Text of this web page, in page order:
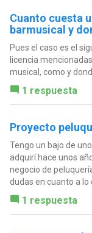
Cuanto cuesta
barmusical y
Pues el caso es el
licencia
musical, como y
1 respuesta
Proyecto
Tengo un bajo de
adquirí hace unos
negocio de
dudas en cuanto a lo
1 respuesta